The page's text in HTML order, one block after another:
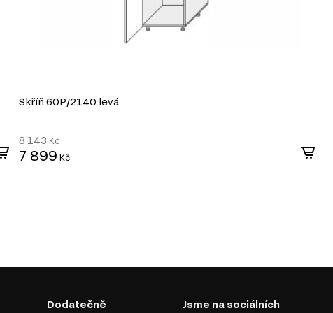
Skříň 60P/2140 levá
8 143 Kč
7 899 Kč
Dodatečně Jsme na sociálních